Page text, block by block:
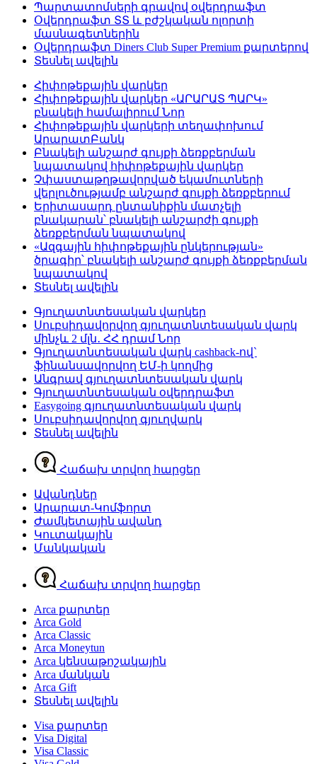
Պարտատոմսերի գրավով օվերդրաֆտ
Օվերդրաֆտ ՏՏ և բժշկական ոլորտի
մասնագետներին
Օվերդրաֆտ Diners Club Super Premium քարտերով
Տեսնել ավելին
Հիփոթեքային վարկեր
Հիփոթեքային վարկեր «ԱՐԱՐԱՏ ՊԱՐԿ»
բնակելի համալիրումՆոր
Հիփոթեքային վարկերի տեղափոխում
ԱրարատԲանկ
Բնակելի անշարժ գույքի ձեռքբերման
նպատակով հիփոթեքային վարկեր
Չփաստաթղթավորված եկամուտների
վերլուծությամբ անշարժ գույքի ձեռքբերում
Երիտասարդ ընտանիքին մատչելի
բնակարան՝ բնակելի անշարժի գույքի
ձեռքբերման նպատակով
«Ազգային հիփոթեքային ընկերության»
ծրագիր՝ բնակելի անշարժ գույքի ձեռքբերման
նպատակով
Տեսնել ավելին
Գյուղատնտեսական վարկեր
Սուբսիդավորվող գյուղատնտեսական վարկ
մինչև 2 մլն․ ՀՀ դրամՆոր
Գյուղատնտեսական վարկ cashback-ով`
ֆինանսավորվող ԵՄ-ի կողմից
Անգրավ գյուղատնտեսական վարկ
Գյուղատնտեսական օվերդրաֆտ
Easygoing գյուղատնտեսական վարկ
Սուբսիդավորվող գյուղվարկ
Տեսնել ավելին
Հաճախ տրվող հարցեր
Ավանդներ
Արարատ-Կոմֆորտ
Ժամկետային ավանդ
Կուտակային
Մանկական
Հաճախ տրվող հարցեր
Arca քարտեր
Arca Gold
Arca Classic
Arca Moneytun
Arca կենսաթոշակային
Arca մանկան
Arca Gift
Տեսնել ավելին
Visa քարտեր
Visa Digital
Visa Classic